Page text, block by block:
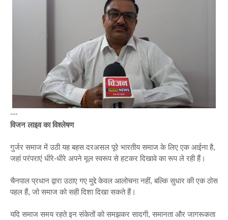
---
विजन लाइव का विश्लेषण
गुर्जर समाज में उठी यह बहस दरअसल पूरे भारतीय समाज के लिए एक आईना है,
जहां परंपराएं धीरे-धीरे अपने मूल स्वरूप से हटकर दिखावे का रूप ले रही हैं।
चैनपाल प्रधान द्वारा उठाए गए मुद्दे केवल आलोचना नहीं, बल्कि सुधार की एक ठोस
पहल हैं, जो समाज को सही दिशा दिखा सकते हैं।
यदि समाज समय रहते इन संकेतों को समझकर सादगी, समानता और जागरूकता